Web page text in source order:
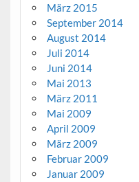
März 2015
September 2014
August 2014
Juli 2014
Juni 2014
Mai 2013
März 2011
Mai 2009
April 2009
März 2009
Februar 2009
Januar 2009